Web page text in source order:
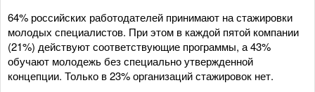
64% российских работодателей принимают на стажировки
молодых специалистов. При этом в каждой пятой компании
(21%) действуют соответствующие программы, а 43%
обучают молодежь без специально утвержденной
концепции. Только в 23% организаций стажировок нет.